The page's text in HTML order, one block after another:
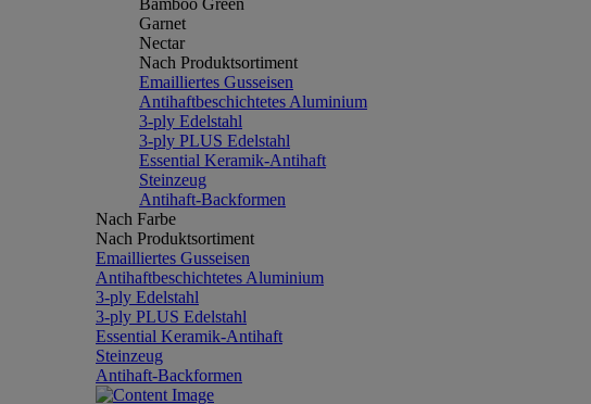
Bamboo Green
Garnet
Nectar
Nach Produktsortiment
Emailliertes Gusseisen
Antihaftbeschichtetes Aluminium
3-ply Edelstahl
3-ply PLUS Edelstahl
Essential Keramik-Antihaft
Steinzeug
Antihaft-Backformen
Nach Farbe
Nach Produktsortiment
Emailliertes Gusseisen
Antihaftbeschichtetes Aluminium
3-ply Edelstahl
3-ply PLUS Edelstahl
Essential Keramik-Antihaft
Steinzeug
Antihaft-Backformen